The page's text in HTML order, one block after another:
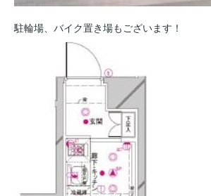
駐輪場、バイク置き場もございます！